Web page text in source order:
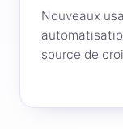
Nouveaux
source de